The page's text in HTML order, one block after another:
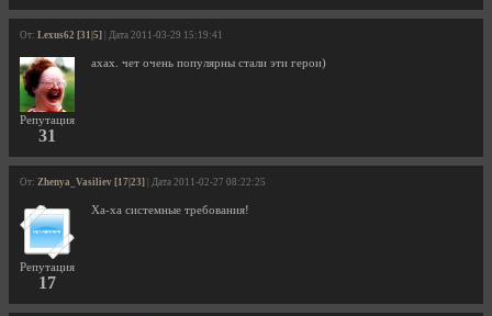
От: Lexus62 [31|5] | Дата 2011-03-29 15:19:41
Репутация
31
ахах. чет очень популярны стали эти герои)
От: Zhenya_Vasiliev [17|23] | Дата 2011-02-27 08:22:25
Репутация
17
Ха-ха системные требования!